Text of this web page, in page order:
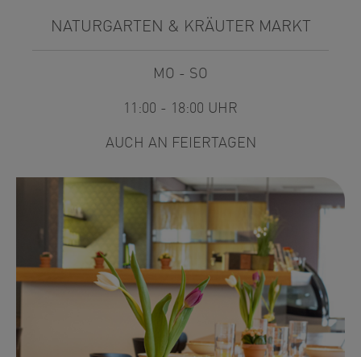
NATURGARTEN & KRÄUTER MARKT
MO - SO
11:00 - 18:00 UHR
AUCH AN FEIERTAGEN